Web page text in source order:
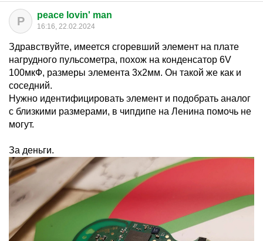
P peace lovin' man
16:16, 22.02.2024
Здравствуйте, имеется сгоревший элемент на плате
нагрудного пульсометра, похож на конденсатор 6V
100мкФ, размеры элемента 3х2мм. Он такой же как и
соседний.
Нужно идентифицировать элемент и подобрать аналог
с близкими размерами, в чипдипе на Ленина помочь не
могут.
За деньги.